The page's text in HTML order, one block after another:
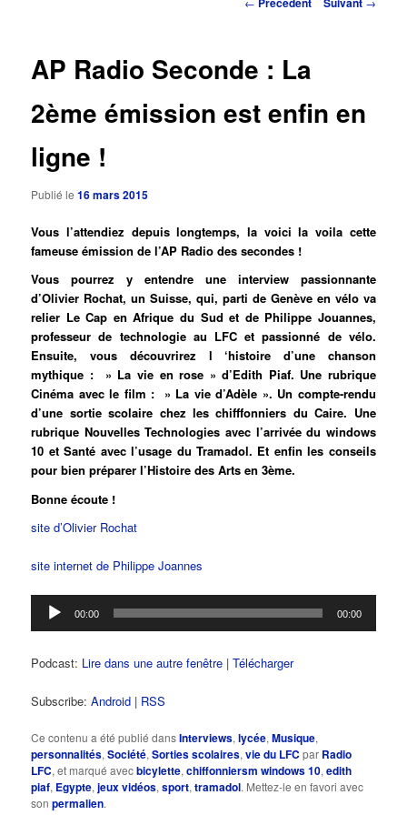
AP Radio Seconde : La
2ème émission est enfin en
ligne !
Publié le16 mars 2015
Vous l’attendiez depuis longtemps, la voici la voila cette
fameuse émission de l’AP Radio des secondes !
Vous pourrez y entendre une interview passionnante
d’Olivier Rochat, un Suisse, qui, parti de Genève en vélo va
relier Le Cap en Afrique du Sud et de Philippe Jouannes,
professeur de technologie au LFC et passionné de vélo.
Ensuite, vous découvrirez l ‘histoire d’une chanson
mythique : » La vie en rose » d’Edith Piaf. Une rubrique
Cinéma avec le film : » La vie d’Adèle ». Un compte-rendu
d’une sortie scolaire chez les chifffonniers du Caire. Une
rubrique Nouvelles Technologies avec l’arrivée du windows
10 et Santé avec l’usage du Tramadol. Et enfin les conseils
pour bien préparer l’Histoire des Arts en 3ème.
Bonne écoute !
site d’Olivier Rochat
site internet de Philippe Joannes
Lecteur
audio
00:00 00:00
Podcast: Lire dans une autre fenêtre |Télécharger
Subscribe:Android | RSS
Ce contenu a été publié dansInterviews,lycée,Musique,
personnalités,Société,Sorties scolaires,vie du LFC par Radio
LFC, et marqué avecbicylette,chiffonniersm windows 10,edith
piaf, Egypte,jeux vidéos,sport,tramadol. Mettez-le en favori avec
sonpermalien.